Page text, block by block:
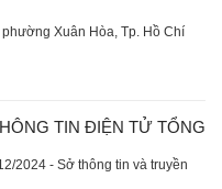
Xuân Hòa, Tp. Hồ Chí
TIN ĐIỆN TỬ TỔNG
2024 - Sở thông tin và truyền